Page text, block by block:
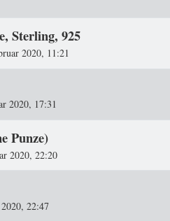
Sterling, 925
2020, 11:21
2020, 17:31
Punze)
2020, 22:20
22:47